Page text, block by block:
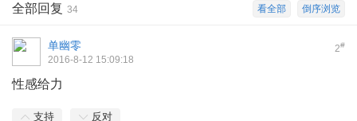
倒序浏览
看全部
全部回复 34
2#
单幽零
2016-8-12 15:09:18
性感给力
支持 反对